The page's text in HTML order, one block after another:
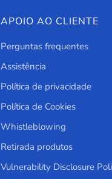
APOIO AO CLIENTE
Perguntas frequentes
Assistência
Política de privacidade
Política de Cookies
Whistleblowing
Retirada produtos
Vulnerability Disclosure